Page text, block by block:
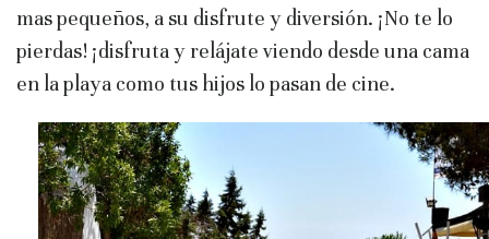
mas pequeños, a su disfrute y diversión. ¡No te lo
pierdas! ¡disfruta y relájate viendo desde una cama
en la playa como tus hijos lo pasan de cine.